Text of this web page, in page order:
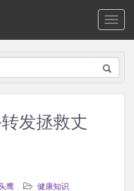
发拯救丈
鹰 健康知识